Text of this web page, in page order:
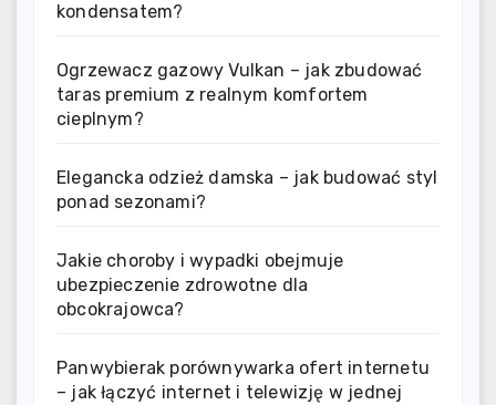
kondensatem?
Ogrzewacz gazowy Vulkan – jak zbudować
taras premium z realnym komfortem
cieplnym?
Elegancka odzież damska – jak budować styl
ponad sezonami?
Jakie choroby i wypadki obejmuje
ubezpieczenie zdrowotne dla
obcokrajowca?
Panwybierak porównywarka ofert internetu
– jak łączyć internet i telewizję w jednej